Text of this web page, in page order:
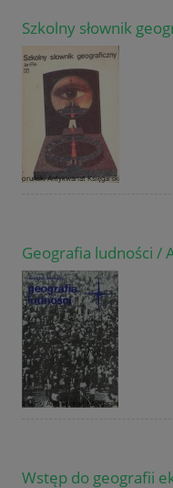
Szkolny słownik
Geografia ludności /
Wstęp do geografii